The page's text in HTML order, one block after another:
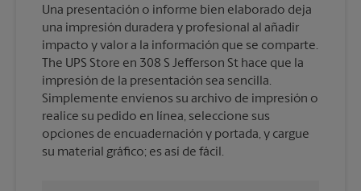
Una presentación o informe bien elaborado deja
una impresión duradera y profesional al añadir
impacto y valor a la información que se comparte.
The UPS Store en 308 S Jefferson St hace que la
impresión de la presentación sea sencilla.
Simplemente envíenos su archivo de impresión o
realice su pedido en línea, seleccione sus
opciones de encuadernación y portada, y cargue
su material gráfico; es así de fácil.